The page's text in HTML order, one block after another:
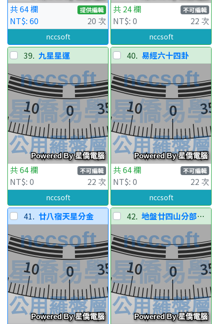
共 64 欄 提供編輯
NT$: 60 20 次
nccsoft
共 24 欄 不可編輯
NT$: 0 22 次
nccsoft
39. 九星星運
共 64 欄 不可編輯
NT$: 0 22 次
nccsoft
40. 易經六十四卦
共 64 欄 不可編輯
NT$: 0 22 次
nccsoft
41. 廿八宿天星分金 42. 地盤廿四山分部分陰陽-比對層